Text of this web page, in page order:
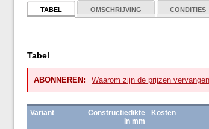
TABEL OMSCHRIJVING CONDITIES
Tabel
ABONNEREN: Waarom zijn de prijzen
Variant
Constructiedikte
in mm
Kosten